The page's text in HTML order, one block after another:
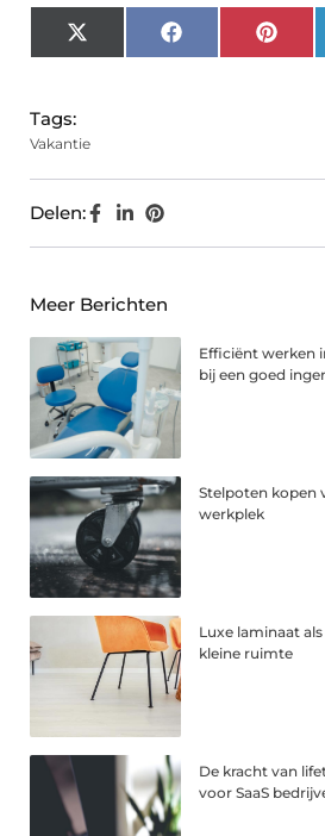
X
(Twitter)
Facebook
Tags:
Vakantie
Delen:
Meer Berichten
Efficiënt werken
bij een goed
Stelpoten kopen
werkplek
Luxe laminaat
kleine ruimte
De kracht van
voor SaaS